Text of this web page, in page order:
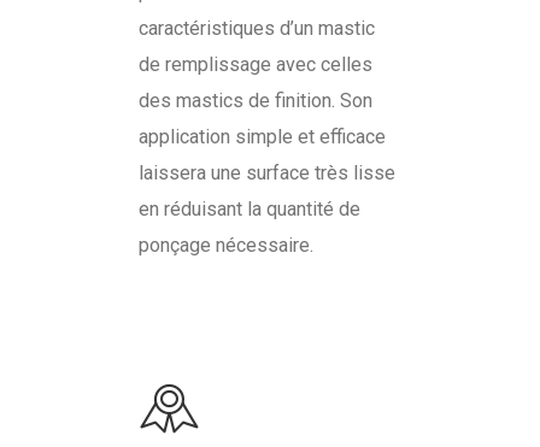
caractéristiques d’un mastic
de remplissage avec celles
des mastics de finition. Son
application simple et efficace
laissera une surface très lisse
en réduisant la quantité de
ponçage nécessaire.
Novol Spectral
Novol Extrem
Novol Classic Car
Bases Pigmentaires
Contact